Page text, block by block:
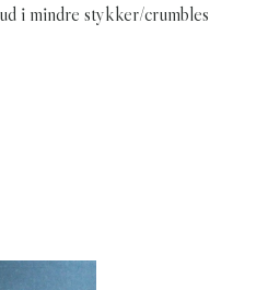
i mindre stykker/crumbles